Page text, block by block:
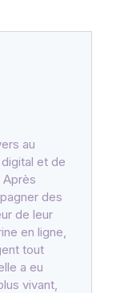
au
et de
Après
des
de leur
en ligne,
tout
a eu
vivant,